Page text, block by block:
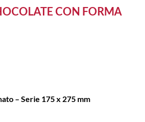
CON FORMA
– Serie 175 x 275 mm